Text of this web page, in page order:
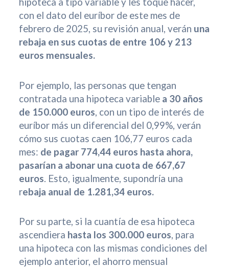
con el dato del euríbor de este mes de
febrero de 2025, su revisión anual, verán una
rebaja en sus cuotas de entre 106 y 213
euros mensuales.
Por ejemplo, las personas que tengan
contratada una hipoteca variable a 30 años
de 150.000 euros, con un tipo de interés de
euríbor más un diferencial del 0,99%, verán
cómo sus cuotas caen 106,77 euros cada
mes: de pagar 774,44 euros hasta ahora,
pasarían a abonar una cuota de 667,67
euros. Esto, igualmente, supondría una
rebaja anual de 1.281,34 euros.
Por su parte, si la cuantía de esa hipoteca
ascendiera hasta los 300.000 euros, para
una hipoteca con las mismas condiciones del
ejemplo anterior, el ahorro mensual